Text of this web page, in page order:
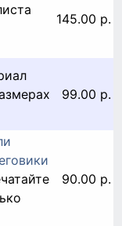
145.00 р.
99.00 р.
90.00 р.